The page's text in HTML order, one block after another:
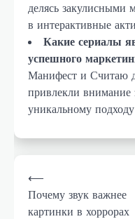
делясь закулисными
в интерактивные
Какие сериалы
успешного
Манифест и Считаю
привлекли внимание
уникальному
по
записям
⟵
Почему звук важнее
картинки в хоррорах